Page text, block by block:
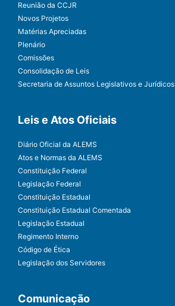
Reunião da CCJR
Novos Projetos
Matérias Apreciadas
Plenário
Comissões
Consolidação de Leis
Secretaria de Assuntos Legislativos e Jurídicos
Leis e Atos Oficiais
Diário Oficial da ALEMS
Atos e Normas da ALEMS
Constituição Federal
Legislação Federal
Constituição Estadual
Constituição Estadual Comentada
Legislação Estadual
Regimento Interno
Código de Ética
Legislação dos Servidores
Comunicação